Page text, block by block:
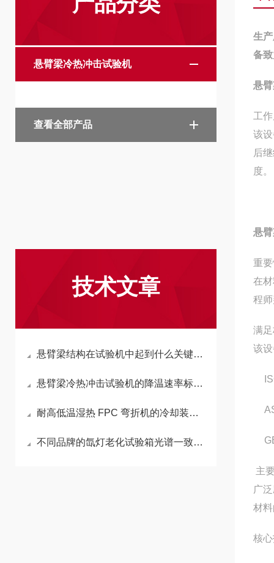
悬臂梁冷热冲击试验机
查看全部产品
技术文章
悬臂梁结构在试验机中起到什么关键作用？
悬臂梁冷热冲击试验机的降温速率标准是什么？
耐高低温湿热 FPC 弯折机的冷却装置构造与优势？
不同品牌的氙灯老化试验箱光谱一致性有差异吗？
生
备
悬
工
该
后
度。
悬
重
在
程
满
该
主
广
材
核